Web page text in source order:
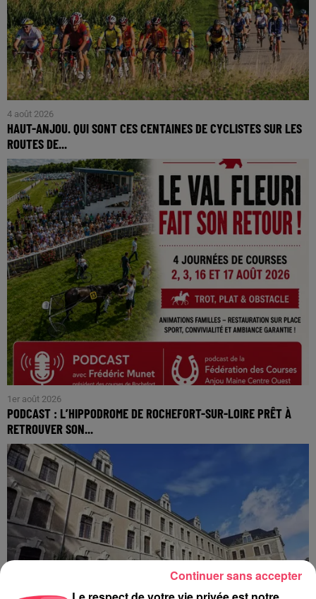
4 août 2026
HAUT-ANJOU. QUI SONT CES CENTAINES DE CYCLISTES SUR LES
ROUTES DE...
1er août 2026
PODCAST : L’HIPPODROME DE ROCHEFORT-SUR-LOIRE PRÊT À
RETROUVER SON...
Continuer sans accepter